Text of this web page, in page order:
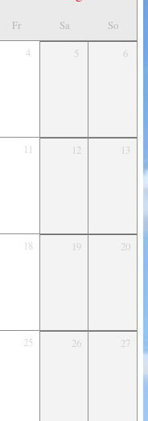
Fr Sa
So
4 5 6
11 12 13
18 19 20
25 26 27